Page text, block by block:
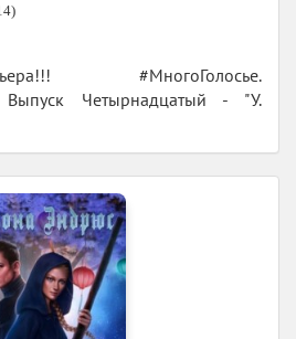
#МногоГолосье.
Выпуск Четырнадцатый - "У.